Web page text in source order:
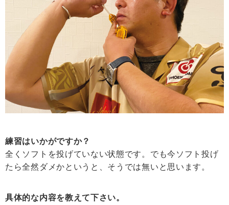
練習はいかがですか？
全くソフトを投げていない状態です。でも今ソフト投げ
たら全然ダメかというと、そうでは無いと思います。
具体的な内容を教えて下さい。